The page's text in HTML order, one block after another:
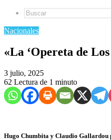
Nacionales
​«La ‘Opereta de
3 julio, 2025
62 Lectura de 1 minuto
Hugo Chumbita y Claudio Gallardou